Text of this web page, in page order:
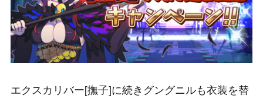
エクスカリバー[撫子]に続きグングニルも衣装を替